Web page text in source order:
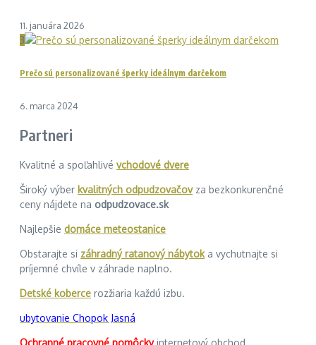
11. januára 2026
3
Prečo sú personalizované šperky ideálnym darčekom
6. marca 2024
Partneri
Kvalitné a spoľahlivé vchodové dvere
Široký výber kvalitných odpudzovačovza bezkonkurenčné
ceny nájdete na odpudzovace.sk
Najlepšie domáce meteostanice
Obstarajte si záhradný ratanový nábytoka vychutnajte si
príjemné chvíle v záhrade naplno.
Detské koberce rozžiaria každú izbu.
ubytovanie Chopok Jasná
Ochranné pracovné pomôckyinternetový obchod